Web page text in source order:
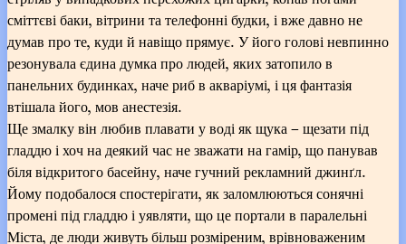
сміттєві баки, вітрини та телефонні будки, і вже давно не
думав про те, куди й навіщо прямує. У його голові невпинно
резонувала єдина думка про людей, яких затопило в
панельних будинках, наче риб в акваріумі, і ця фантазія
втішала його, мов анестезія.
Ще змалку він любив плавати у воді як щука – щезати під
гладдю і хоч на деякий час не зважати на гамір, що панував
біля відкритого басейну, наче гучний рекламний джинґл.
Йому подобалося спостерігати, як заломлюються сонячні
промені під гладдю і уявляти, що це портали в паралельні
Міста, де люди живуть більш розміреним, врівноваженим